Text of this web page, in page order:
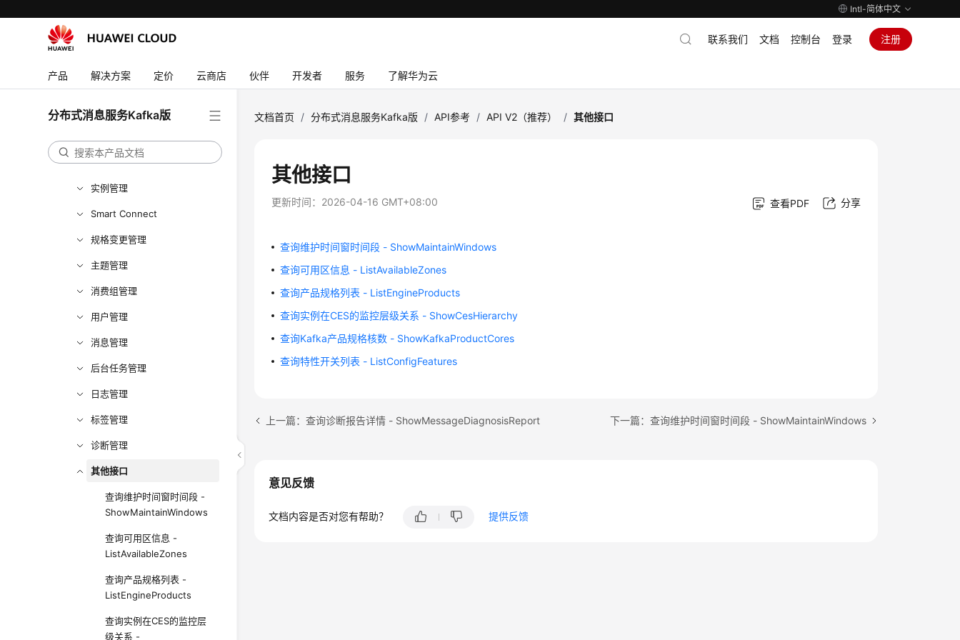
Intl-简体中文
产品 解决方案 定价 云商店 伙伴 开发者 服务 了解华为云
联系我们 文档 控制台 登录 注册
分布式消息服务Kafka版
使用前必读
快速入门
生命周期管理
实例管理
Smart Connect
规格变更管理
主题管理
消费组管理
用户管理
消息管理
后台任务管理
日志管理
标签管理
诊断管理
其他接口
查询维护时间窗时间段 -
ShowMaintainWindows
查询可用区信息 -
ListAvailableZones
查询产品规格列表 -
ListEngineProducts
查询实例在CES的监控层
级关系 -
文档首页 / 分布式消息服务Kafka版 / API参考 / API V2（推荐） / 其他接口
其他接口
更新时间： 2026-04-16 GMT+08:00 查看PDF 分享
查询维护时间窗时间段 - ShowMaintainWindows
查询可用区信息 - ListAvailableZones
查询产品规格列表 - ListEngineProducts
查询实例在CES的监控层级关系 - ShowCesHierarchy
查询Kafka产品规格核数 - ShowKafkaProductCores
查询特性开关列表 - ListConfigFeatures
上一篇：查询诊断报告详情 - ShowMessageDiagnosisReport 下一篇：查询维护时间窗时间段 - ShowMaintainWindows
意见反馈
文档内容是否对您有帮助？ 提供反馈